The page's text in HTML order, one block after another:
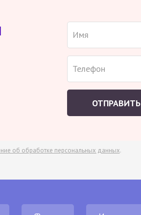
ОТПРАВИТЬ
об обработке персональных данных.